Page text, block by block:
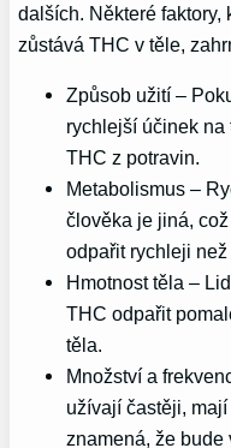
dalších. Některé
zůstává THC v těle,
Způsob užití –
rychlejší účinek na
THC z potravin.
Metabolismus –
člověka je jiná,
odpařit rychleji než
Hmotnost těla –
THC odpařit
těla.
Množství a
užívají častěji,
znamená, že bude